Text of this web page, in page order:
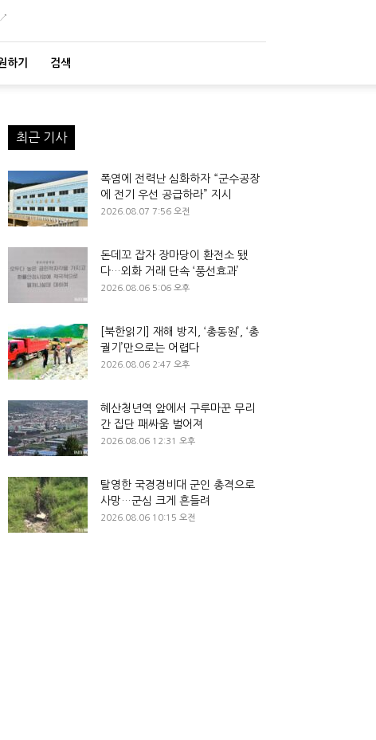
하기 검색
최근 기사
폭염에 전력난 심화하자 “군수공장
에 전기 우선 공급하라” 지시
2026.08.07 7:56 오전
돈데꼬 잡자 장마당이 환전소 됐
다…외화 거래 단속 ‘풍선효과’
2026.08.06 5:06 오후
[북한읽기] 재해 방지, ‘총동원’, ‘총
궐기’만으로는 어렵다
2026.08.06 2:47 오후
혜산청년역 앞에서 구루마꾼 무리
간 집단 패싸움 벌어져
2026.08.06 12:31 오후
탈영한 국경경비대 군인 총격으로
사망…군심 크게 흔들려
2026.08.06 10:15 오전